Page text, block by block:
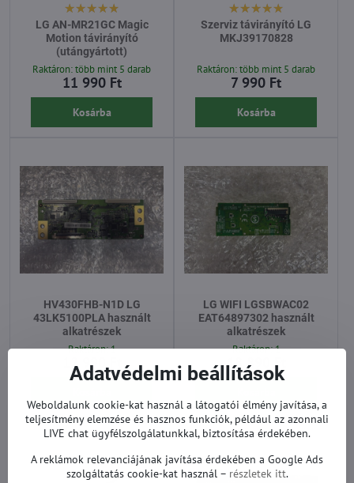
LG AN-MR21GC Magic
Motion távirányító
(utángyártott)
Raktáron: több mint 5 darab
11 990 Ft
Kosárba
Szerviz távirányító LG
MKJ39170828
Raktáron: több mint 5 darab
7 990 Ft
Kosárba
HV430FHB-N1D LG
43LK5100PLA használt
alkatrészek
Raktáron: 1
12 990 Ft
LG WIFI LGSBWAC02
EAT64897302 használt
alkatrészek
Raktáron: 1
18 890 Ft
Adatvédelmi beállítások
Weboldalunk cookie-kat használ a látogatói élmény javítása, a
teljesítmény elemzése és hasznos funkciók, például az azonnali
LIVE chat ügyfélszolgálatunkkal, biztosítása érdekében.
A reklámok relevanciájának javítása érdekében a Google Ads
szolgáltatás cookie-kat használ – részletek itt.